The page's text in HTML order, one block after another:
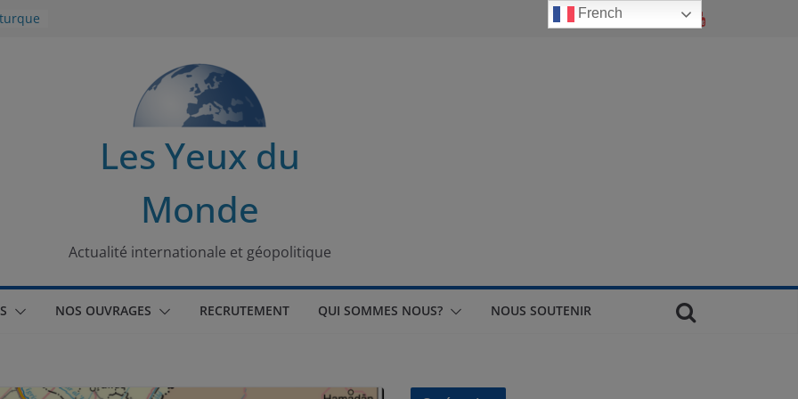
Les Yeux du
Monde
Actualité internationale et géopolitique
NOS OUVRAGES RECRUTEMENT QUI SOMMES NOUS? NOUS SOUTENIR
French